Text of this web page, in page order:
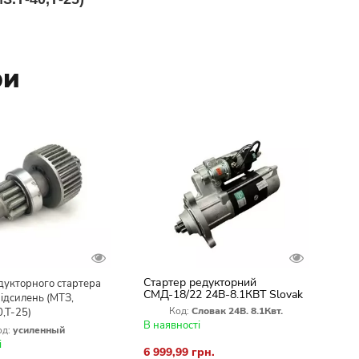
стартера
(МТЗ,
25)
усиленный
Стартер редукторний
СМД-18/22 24В-8.1КВТ Slovak
комбайна НІВА СК-5
Код: Словак 24В. 8.1Квт.
В наявності
6 999,99 грн.